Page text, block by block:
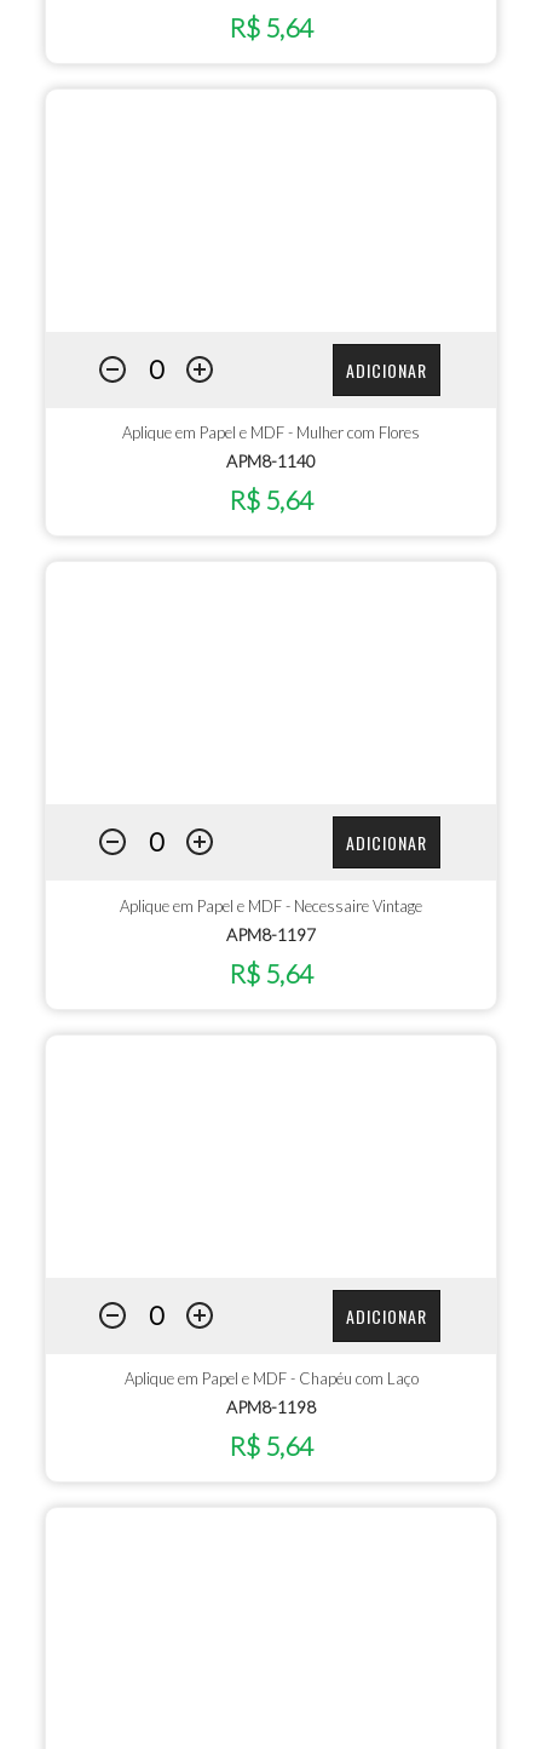
R$ 5,64
ADICIONAR
Aplique em Papel e MDF - Mulher com Flores
APM8-1140
R$ 5,64
ADICIONAR
Aplique em Papel e MDF - Necessaire Vintage
APM8-1197
R$ 5,64
ADICIONAR
Aplique em Papel e MDF - Chapéu com Laço
APM8-1198
R$ 5,64